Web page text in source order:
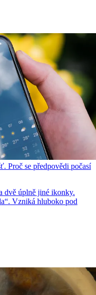
Proč se předpovědi počasí
dvě úplně jiné ikonky.
Vzniká hluboko pod